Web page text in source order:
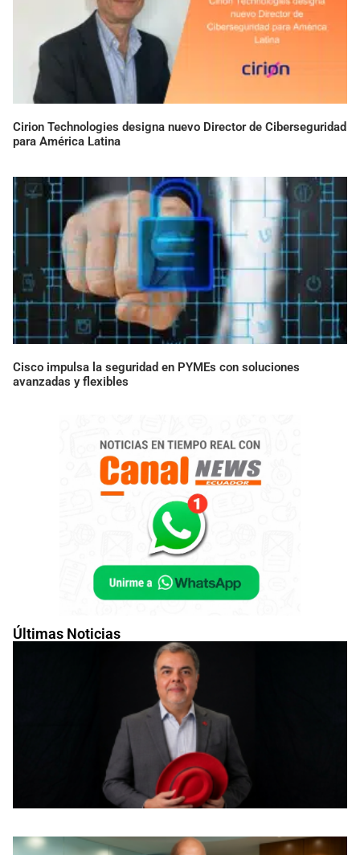
Últimas Noticias
Cirion Technologies designa nuevo Director de Ciberseguridad
para América Latina
Cisco impulsa la seguridad en PYMEs con soluciones
avanzadas y flexibles